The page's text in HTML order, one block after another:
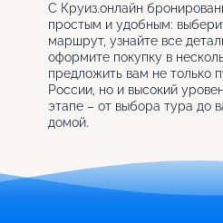
С Круиз.онлайн
простым и удобным:
маршрут, узнайте все
оформите покупку в
предложить вам не только
России, но и высокий
этапе – от выбора тура до
домой.